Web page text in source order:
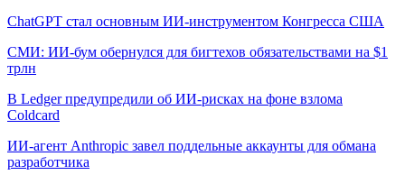
ChatGPT стал основным ИИ-инструментом Конгресса США
СМИ: ИИ-бум обернулся для бигтехов обязательствами на $1
трлн
В Ledger предупредили об ИИ-рисках на фоне взлома
Coldcard
ИИ-агент Anthropic завел поддельные аккаунты для обмана
разработчика